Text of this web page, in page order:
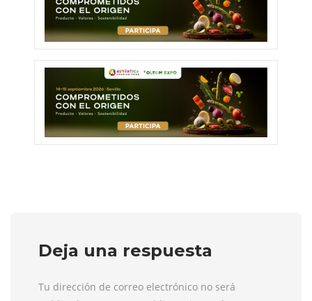
Deja una respuesta
Tu dirección de correo electrónico no será